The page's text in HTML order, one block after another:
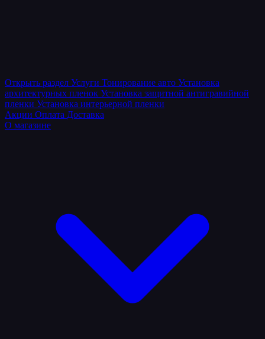
Открыть раздел Услуги Тонирование авто Установка
архитектурных пленок Установка защитной антигравийной
пленки Установка интерьерной пленки
Акции Оплата Доставка
О магазине